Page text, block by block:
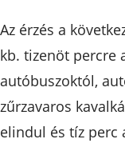
Az érzés a
kb. tizenöt percre
autóbuszoktól,
zűrzavaros
elindul és tíz perc